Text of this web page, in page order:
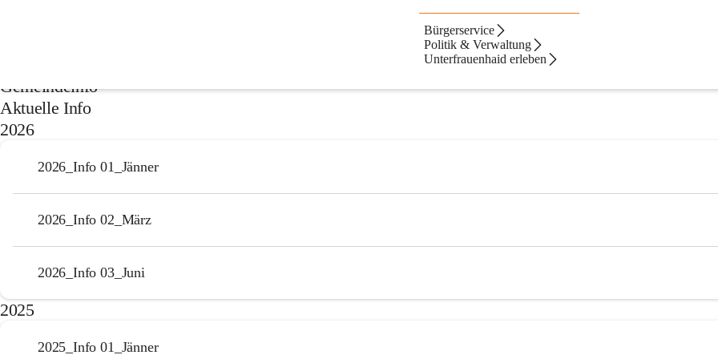
Bürgerservice
Politik & Verwaltung
Unterfrauenhaid erleben
Gemeindeinfo
Aktuelle Info
2026
2026_Info 01_Jänner
2026_Info 02_März
2026_Info 03_Juni
2025
2025_Info 01_Jänner